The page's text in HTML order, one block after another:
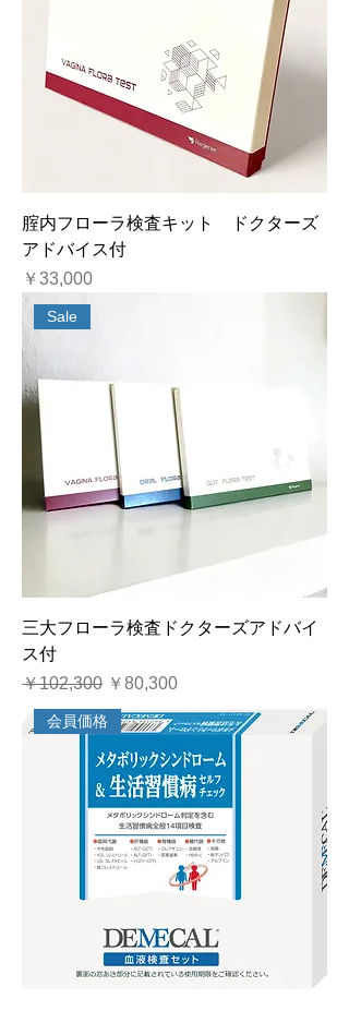
腟内フローラ検査キット ドクターズ
アドバイス付
価格
￥33,000
Sale
三大フローラ検査ドクターズアドバイ
ス付
通常価格
￥102,300 セール価格
￥80,300
会員価格